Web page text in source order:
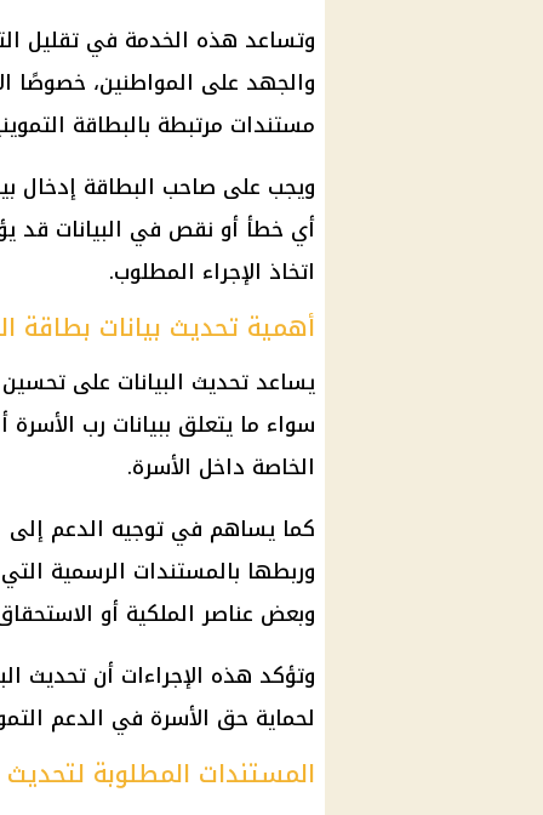
وتساعد هذه الخدمة في تقليل
والجهد على المواطنين، خصوصًا
مستندات مرتبطة بالبطاقة
ويجب على صاحب البطاقة إدخال
أي خطأ أو نقص في البيانات قد
اتخاذ الإجراء المطلوب.
أهمية تحديث بيانات بطاقة
يساعد تحديث البيانات على
سواء ما يتعلق ببيانات رب الأسرة
الخاصة داخل الأسرة.
كما يساهم في توجيه الدعم إلى
وربطها بالمستندات الرسمية
وبعض عناصر الملكية أو
وتؤكد هذه الإجراءات أن تحديث
لحماية حق الأسرة في الدعم
المستندات المطلوبة لتحديث